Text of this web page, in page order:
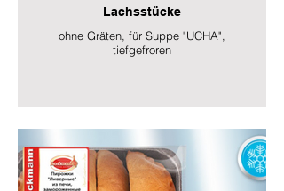
Lachsstücke
ohne Gräten, für Suppe "UCHA",
tiefgefroren